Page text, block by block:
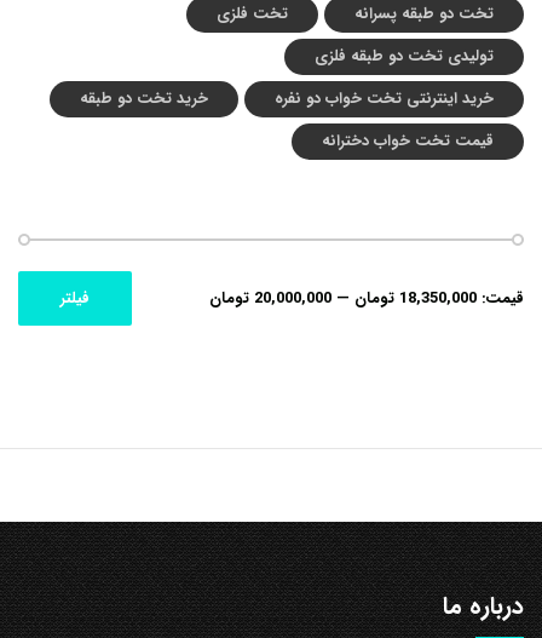
تخت دو طبقه پسرانه
تخت فلزی
تولیدی تخت دو طبقه فلزی
خرید اینترنتی تخت خواب دو نفره
خرید تخت دو طبقه
قیمت تخت خواب دخترانه
حداقل
حداکثر
فیلتر قیمت: 18,350,000 تومان — 20,000,000 تومان
درباره ما